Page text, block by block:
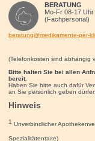
BERATUNG
Mo-Fr 08-17 Uhr
(Fachpersonal)
beratung@medikamente-per-
(Telefonkosten sind abhängig
Bitte halten Sie bei allen
bereit.
Haben Sie bitte auch dafür
an Sie persönlich geben dürfen.
Hinweis
1 Unverbindlicher
Spezialitätentaxe)